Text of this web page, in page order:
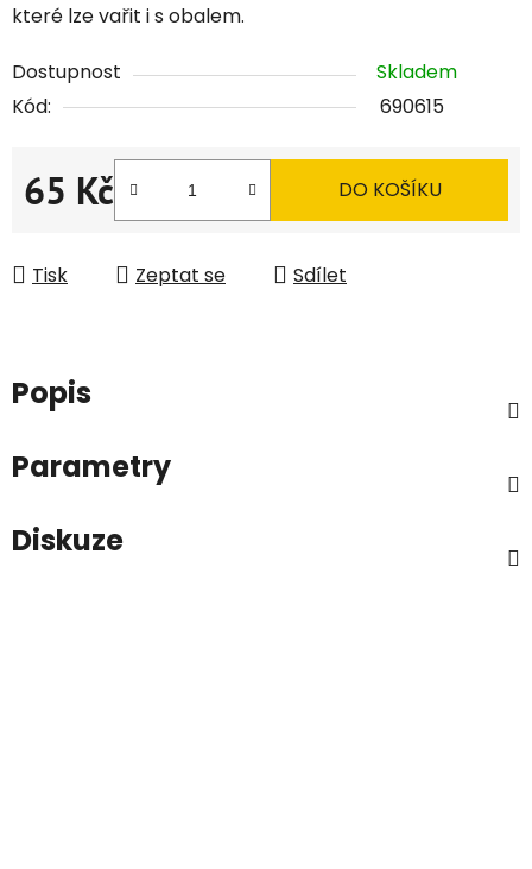
které lze vařit i s obalem.
Dostupnost
Skladem
Kód:
690615
65 Kč
Měrná cena:
DO KOŠÍKU
Tisk Zeptat se Sdílet
Popis
Parametry
Diskuze